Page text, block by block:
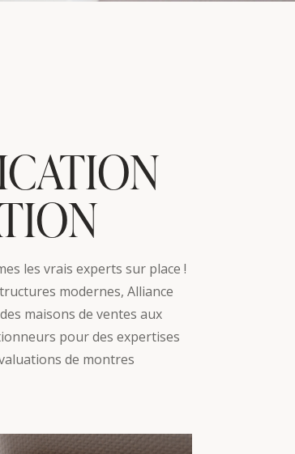
les vrais experts sur place !
modernes, Alliance
maisons de ventes aux
pour des expertises
de montres